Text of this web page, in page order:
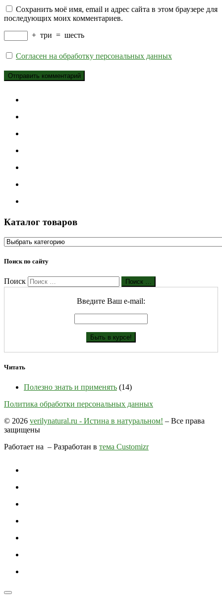
Сохранить моё имя, email и адрес сайта в этом браузере для
последующих моих комментариев.
+ три = шесть
Согласен на обработку персональных данных
Каталог товаров
Поиск по сайту
Поиск Поиск …
Введите Ваш е-mail:
Читать
Полезно знать и применять (14)
Политика обработки персональных данных
© 2026 verilynatural.ru - Истина в натуральном! – Все права
защищены
Работает на – Разработан в тема Customizr